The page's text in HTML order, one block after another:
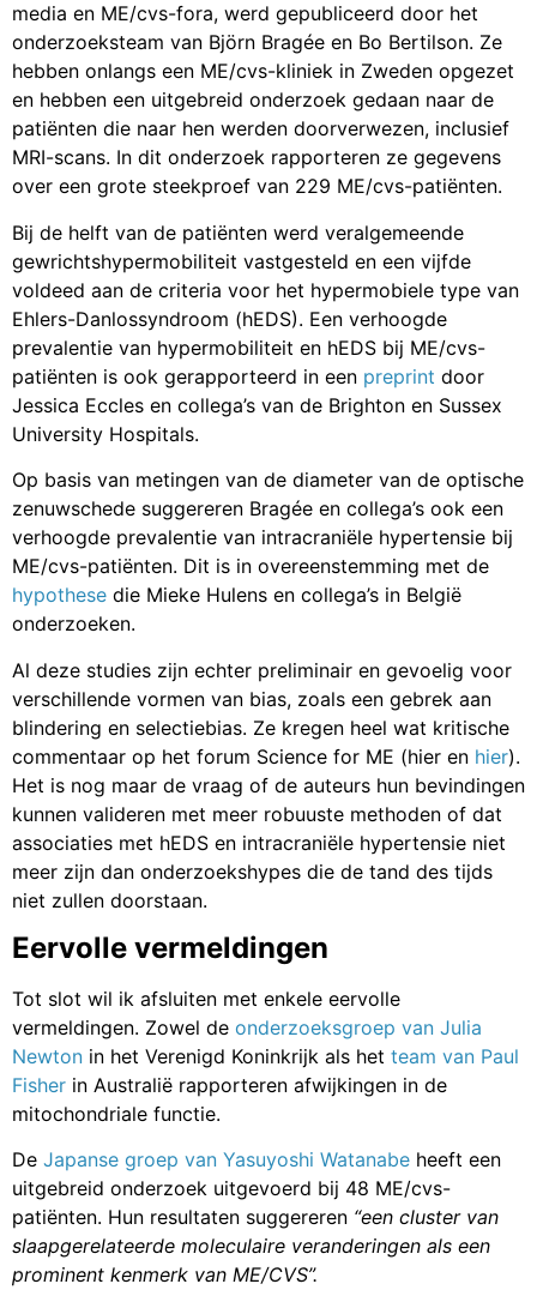
media en ME/cvs-fora, werd gepubliceerd door het
onderzoeksteam van Björn Bragée en Bo Bertilson. Ze
hebben onlangs een ME/cvs-kliniek in Zweden opgezet
en hebben een uitgebreid onderzoek gedaan naar de
patiënten die naar hen werden doorverwezen, inclusief
MRI-scans. In dit onderzoek rapporteren ze gegevens
over een grote steekproef van 229 ME/cvs-patiënten.
Bij de helft van de patiënten werd veralgemeende
gewrichtshypermobiliteit vastgesteld en een vijfde
voldeed aan de criteria voor het hypermobiele type van
Ehlers-Danlossyndroom (hEDS). Een verhoogde
prevalentie van hypermobiliteit en hEDS bij ME/cvs-
patiënten is ook gerapporteerd in een preprint door
Jessica Eccles en collega’s van de Brighton en Sussex
University Hospitals.
Op basis van metingen van de diameter van de optische
zenuwschede suggereren Bragée en collega’s ook een
verhoogde prevalentie van intracraniële hypertensie bij
ME/cvs-patiënten. Dit is in overeenstemming met de
hypothese die Mieke Hulens en collega’s in België
onderzoeken.
Al deze studies zijn echter preliminair en gevoelig voor
verschillende vormen van bias, zoals een gebrek aan
blindering en selectiebias. Ze kregen heel wat kritische
commentaar op het forum Science for ME (hier en hier).
Het is nog maar de vraag of de auteurs hun bevindingen
kunnen valideren met meer robuuste methoden of dat
associaties met hEDS en intracraniële hypertensie niet
meer zijn dan onderzoekshypes die de tand des tijds
niet zullen doorstaan.
Eervolle vermeldingen
Tot slot wil ik afsluiten met enkele eervolle
vermeldingen. Zowel de onderzoeksgroep van Julia
Newton in het Verenigd Koninkrijk als het team van Paul
Fisher in Australië rapporteren afwijkingen in de
mitochondriale functie.
De Japanse groep van Yasuyoshi Watanabe heeft een
uitgebreid onderzoek uitgevoerd bij 48 ME/cvs-
patiënten. Hun resultaten suggereren “een cluster van
slaapgerelateerde moleculaire veranderingen als een
prominent kenmerk van ME/CVS”.